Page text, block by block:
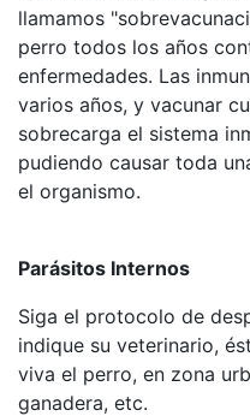
llamamos
perro todos los años
enfermedades. Las
varios años, y vacunar
sobrecarga el sistema
pudiendo causar toda
el organismo.
Parásitos Internos
Siga el protocolo de
indique su veterinario,
viva el perro, en zona
ganadera, etc.